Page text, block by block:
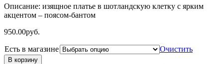
Описание: изящное платье в шотландскую клетку с ярким
акцентом – поясом-бантом
950.00руб.
Есть в магазине Очистить
В корзину